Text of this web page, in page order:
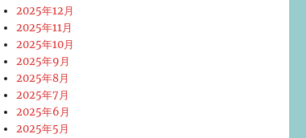
2025年12月
2025年11月
2025年10月
2025年9月
2025年8月
2025年7月
2025年6月
2025年5月